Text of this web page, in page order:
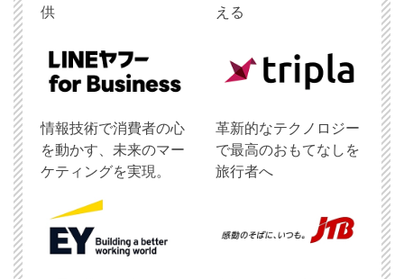
供
える
情報技術で消費者の心
を動かす、未来のマー
ケティングを実現。
革新的なテクノロジー
で最高のおもてなしを
旅行者へ